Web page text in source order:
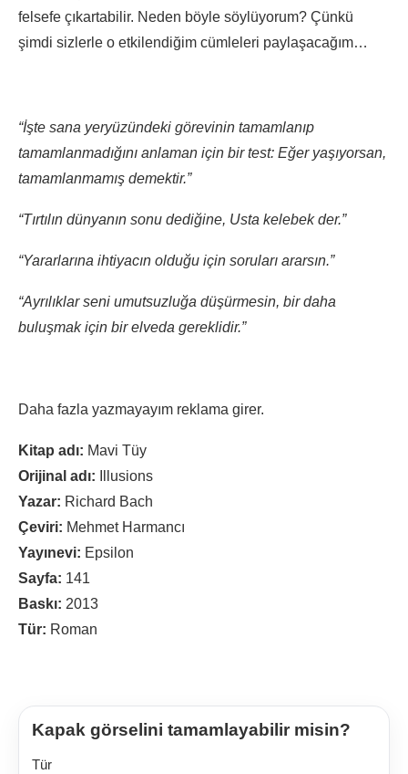
felsefe çıkartabilir. Neden böyle söylüyorum? Çünkü
şimdi sizlerle o etkilendiğim cümleleri paylaşacağım…
“İşte sana yeryüzündeki görevinin tamamlanıp
tamamlanmadığını anlaman için bir test: Eğer yaşıyorsan,
tamamlanmamış demektir.”
“Tırtılın dünyanın sonu dediğine, Usta kelebek der.”
“Yararlarına ihtiyacın olduğu için soruları ararsın.”
“Ayrılıklar seni umutsuzluğa düşürmesin, bir daha
buluşmak için bir elveda gereklidir.”
Daha fazla yazmayayım reklama girer.
Kitap adı: Mavi Tüy
Orijinal adı:
Illusions
Yazar: Richard Bach
Çeviri: Mehmet Harmancı
Yayınevi: Epsilon
Sayfa: 141
Baskı: 2013
Tür: Roman
Kapak görselini tamamlayabilir misin?
Tür